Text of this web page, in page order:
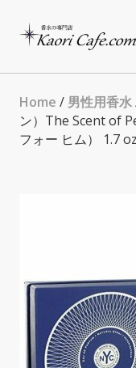
Home / 男性用香水
ン）The Scent of
フォー ヒム） 1.7